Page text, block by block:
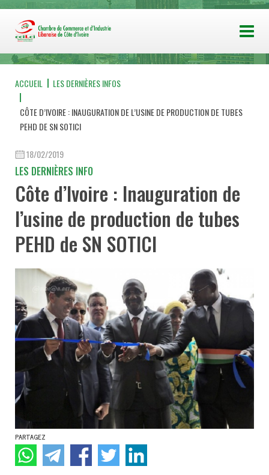
ACCUEIL LES DERNIÈRES INFOS
CÔTE D’IVOIRE : INAUGURATION DE L’USINE DE PRODUCTION DE TUBES
PEHD DE SN SOTICI
18/02/2019
LES DERNIÈRES INFO
Côte d’Ivoire : Inauguration de
l’usine de production de tubes
PEHD de SN SOTICI
PARTAGEZ